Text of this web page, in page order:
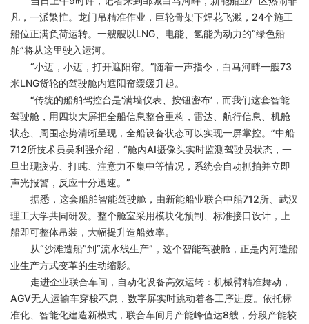
凡，一派繁忙。龙门吊精准作业，巨轮骨架下焊花飞溅，24个施工
船位正满负荷运转。一艘艘以LNG、电能、氢能为动力的“绿色船
舶”将从这里驶入运河。
“小迈，小迈，打开遮阳帘。”随着一声指令，白马河畔一艘73
米LNG货轮的驾驶舱内遮阳帘缓缓升起。
“传统的船舶驾控台是‘满墙仪表、按钮密布’，而我们这套智能
驾驶舱，用四块大屏把全船信息整合重构，雷达、航行信息、机舱
状态、周围态势清晰呈现，全船设备状态可以实现一屏掌控。”中船
712所技术员吴利强介绍，“舱内AI摄像头实时监测驾驶员状态，一
旦出现疲劳、打盹、注意力不集中等情况，系统会自动抓拍并立即
声光报警，反应十分迅速。”
据悉，这套船舶智能驾驶舱，由新能船业联合中船712所、武汉
理工大学共同研发。整个舱室采用模块化预制、标准接口设计，上
船即可整体吊装，大幅提升造船效率。
从“沙滩造船”到“流水线生产”，这个智能驾驶舱，正是内河造船
业生产方式变革的生动缩影。
走进企业联合车间，自动化设备高效运转：机械臂精准舞动，
AGV无人运输车穿梭不息，数字屏实时跳动着各工序进度。依托标
准化、智能化建造新模式，联合车间月产能峰值达8艘，分段产能较